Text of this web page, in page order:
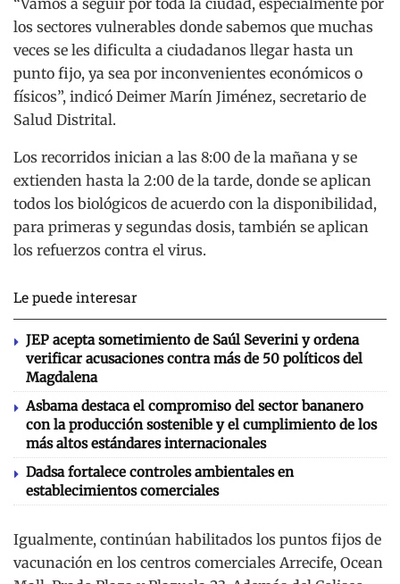
“Vamos a seguir por toda la ciudad, especialmente por
los sectores vulnerables donde sabemos que muchas
veces se les dificulta a ciudadanos llegar hasta un
punto fijo, ya sea por inconvenientes económicos o
físicos”, indicó Deimer Marín Jiménez, secretario de
Salud Distrital.
Los recorridos inician a las 8:00 de la mañana y se
extienden hasta la 2:00 de la tarde, donde se aplican
todos los biológicos de acuerdo con la disponibilidad,
para primeras y segundas dosis, también se aplican
los refuerzos contra el virus.
Le puede interesar
JEP acepta sometimiento de Saúl Severini y ordena
verificar acusaciones contra más de 50 políticos del
Magdalena
Asbama destaca el compromiso del sector bananero
con la producción sostenible y el cumplimiento de los
más altos estándares internacionales
Dadsa fortalece controles ambientales en
establecimientos comerciales
Igualmente, continúan habilitados los puntos fijos de
vacunación en los centros comerciales Arrecife, Ocean